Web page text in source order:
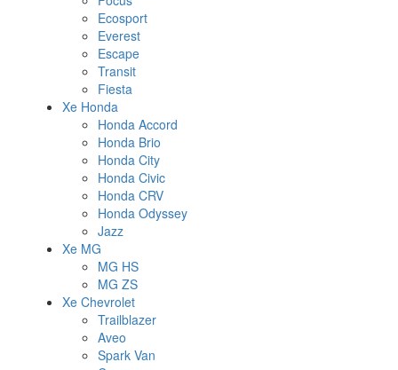
Ecosport
Everest
Escape
Transit
Fiesta
Xe Honda
Honda Accord
Honda Brio
Honda City
Honda Civic
Honda CRV
Honda Odyssey
Jazz
Xe MG
MG HS
MG ZS
Xe Chevrolet
Trailblazer
Aveo
Spark Van